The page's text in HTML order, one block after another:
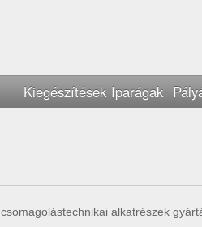
Kiegészítések Iparágak
csomagolástechnikai alkatrészek